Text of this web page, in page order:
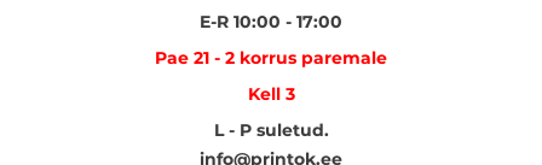
E-R 10:00 - 17:00
Pae 21 - 2 korrus paremale
Kell 3
L - P suletud.
info@printok.ee